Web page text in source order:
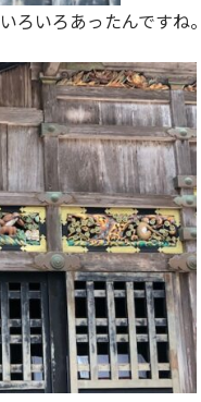
ろいろあったんですね。